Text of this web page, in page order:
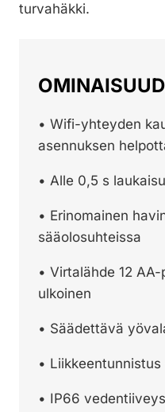
turvahäkki.
• Wifi-yhteyden
asennuksen
• Alle 0,5 s
• Erinomainen
sääolosuhteissa
• Virtalähde 12
ulkoinen
• Säädettävä
•
• IP66